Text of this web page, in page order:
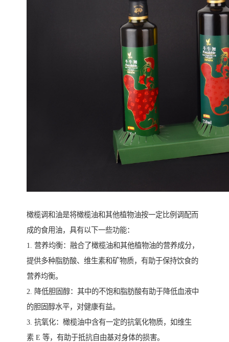
橄榄调和油是将橄榄油和其他植物油按一定比例调配而
成的食用油，具有以下一些功能：
1. 营养均衡：融合了橄榄油和其他植物油的营养成分，
提供多种脂肪酸、维生素和矿物质，有助于保持饮食的
营养均衡。
2. 降低胆固醇：其中的不饱和脂肪酸有助于降低血液中
的胆固醇水平，对健康有益。
3. 抗氧化：橄榄油中含有一定的抗氧化物质，如维生
素 E 等，有助于抵抗自由基对身体的损害。